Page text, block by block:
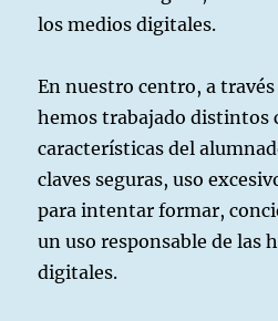
los medios digitales.
En nuestro centro, a
hemos trabajado distintos
características del
claves seguras, uso
para intentar formar,
un uso responsable de las
digitales.